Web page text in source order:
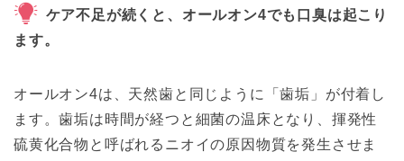
ケア不足が続くと、オールオン4でも口臭は起こり
ます。
オールオン4は、天然歯と同じように「歯垢」が付着し
ます。歯垢は時間が経つと細菌の温床となり、揮発性
硫黄化合物と呼ばれるニオイの原因物質を発生させま